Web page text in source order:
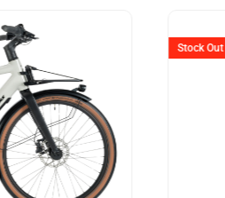
Stock Out